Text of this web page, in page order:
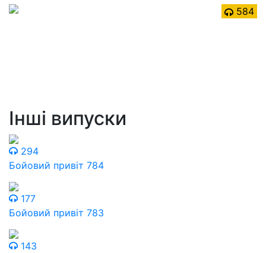
584
Інші випуски
294
Бойовий привіт 784
177
Бойовий привіт 783
143